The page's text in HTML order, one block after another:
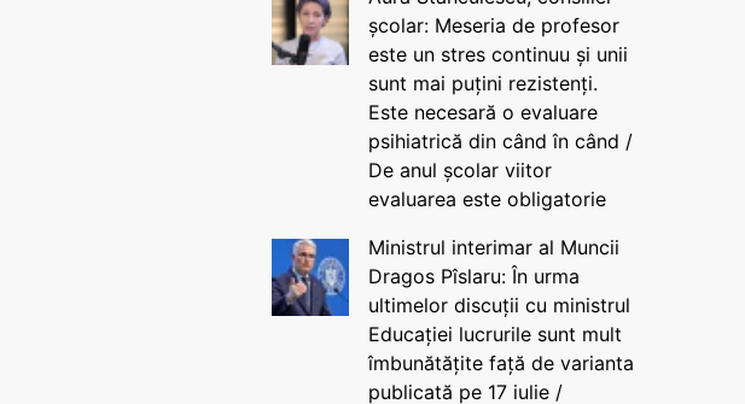
școlar: Meseria de profesor
este un stres continuu și unii
sunt mai puțini rezistenți.
Este necesară o evaluare
psihiatrică din când în când /
De anul școlar viitor
evaluarea este obligatorie
Ministrul interimar al Muncii
Dragos Pîslaru: În urma
ultimelor discuții cu ministrul
Educației lucrurile sunt mult
îmbunătățite față de varianta
publicată pe 17 iulie /